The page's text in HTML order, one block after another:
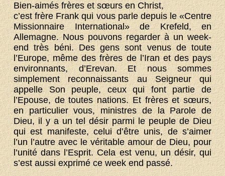
Bien-aimés frères et sœurs en Christ,
c’est frère Frank qui vous parle depuis le «Centre
Missionnaire International» de Krefeld, en
Allemagne. Nous pouvons regarder à un week-
end très béni. Des gens sont venus de toute
l’Europe, même des frères de l’Iran et des pays
environnants, d’Erevan. Et nous sommes
simplement reconnaissants au Seigneur qui
appelle Son peuple, ceux qui font partie de
l’Epouse, de toutes nations. Et frères et sœurs,
en particulier vous, ministres de la Parole de
Dieu, il y a un tel désir parmi le peuple de Dieu
qui est manifeste, celui d’être unis, de s’aimer
l’un l’autre avec le véritable amour de Dieu, pour
l’unité dans l’Esprit. Cela est venu, un désir, qui
s’est aussi exprimé ce week end passé.